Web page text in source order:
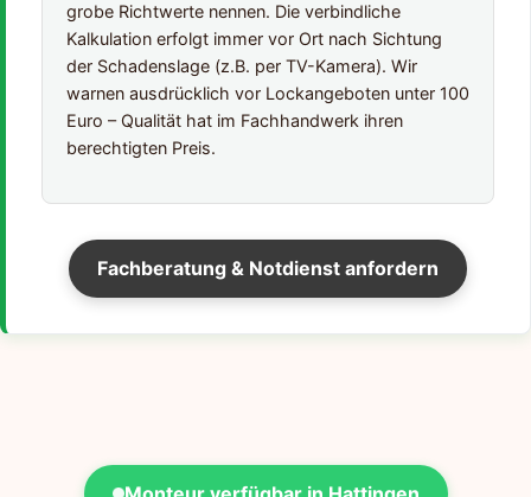
grobe Richtwerte nennen. Die verbindliche
Kalkulation erfolgt immer vor Ort nach Sichtung
der Schadenslage (z.B. per TV-Kamera). Wir
warnen ausdrücklich vor Lockangeboten unter 100
Euro – Qualität hat im Fachhandwerk ihren
berechtigten Preis.
Fachberatung & Notdienst anfordern